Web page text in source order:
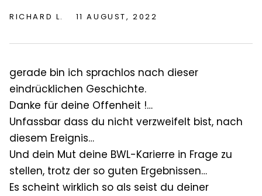
RICHARD L. 11 AUGUST, 2022
gerade bin ich sprachlos nach dieser
eindrücklichen Geschichte.
Danke für deine Offenheit !…
Unfassbar dass du nicht verzweifelt bist, nach
diesem Ereignis…
Und dein Mut deine BWL-Karierre in Frage zu
stellen, trotz der so guten Ergebnissen…
Es scheint wirklich so als seist du deiner